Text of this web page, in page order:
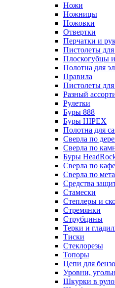
Ножи
Ножницы
Ножовки
Отвертки
Перчатки и
Пистолеты
Плоскогубцы
Полотна для
Правила
Пистолеты для
Разный
Рулетки
Буры 888
Буры HIPEX
Полотна для
Сверла по
Сверла по
Буры
Сверла по
Сверла по
Средства
Стамески
Степлеры и
Стремянки
Струбцины
Терки и
Тиски
Стеклорезы
Топоры
Цепи для
Уровни,
Шкурки в